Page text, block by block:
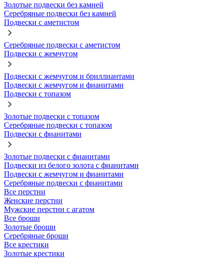
Золотые подвески без камней
Серебряные подвески без камней
Подвески с аметистом
Серебряные подвески с аметистом
Подвески с жемчугом
Подвески с жемчугом и бриллиантами
Подвески с жемчугом и фианитами
Подвески с топазом
Золотые подвески с топазом
Серебряные подвески с топазом
Подвески с фианитами
Золотые подвески с фианитами
Подвески из белого золота с фианитами
Подвески с жемчугом и фианитами
Серебряные подвески с фианитами
Все перстни
Женские перстни
Мужские перстни с агатом
Все броши
Золотые броши
Серебряные броши
Все крестики
Золотые крестики